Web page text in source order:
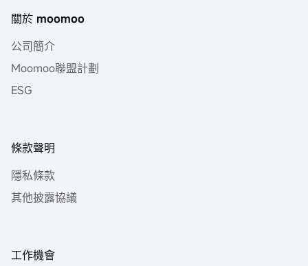
關於 moomoo
公司簡介
Moomoo聯盟計劃
ESG
條款聲明
隱私條款
其他披露協議
工作機會